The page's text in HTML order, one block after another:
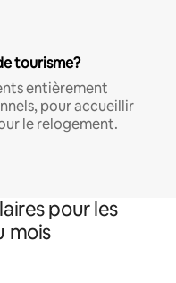
tourisme?
entièrement
pour accueillir
le relogement.
pour les
mois